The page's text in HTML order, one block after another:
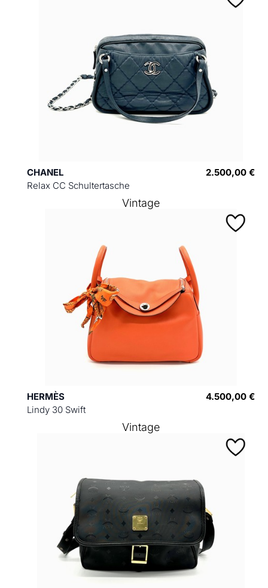
CHANEL
Relax CC Schultertasche
2.500,00 €
HERMÈS
Lindy 30 Swift
4.500,00 €
Vintage
Vintage